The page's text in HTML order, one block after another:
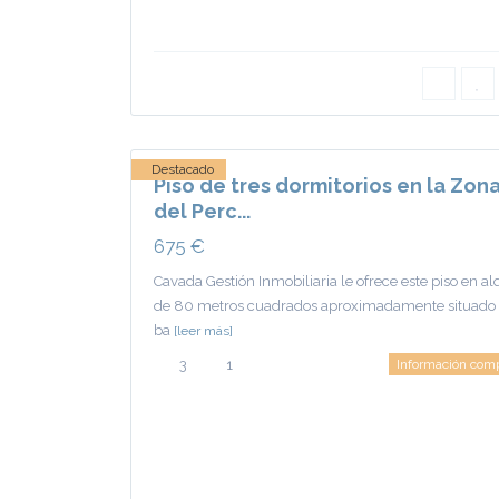
Destacado
Piso de tres dormitorios en la
del Perc...
675 €
Cavada Gestión Inmobiliaria le ofrece este piso en
de 80 metros cuadrados aproximadamente situado
ba [leer más]
3 1 Información